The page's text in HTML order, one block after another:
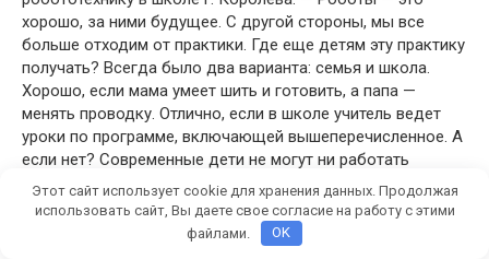
хорошо, за ними будущее. С другой стороны, мы все
больше отходим от практики. Где еще детям эту практику
получать? Всегда было два варианта: семья и школа.
Хорошо, если мама умеет шить и готовить, а папа —
менять проводку. Отлично, если в школе учитель ведет
уроки по программе, включающей вышеперечисленное. А
если нет? Современные дети не могут ни работать
отверткой, ни вбить гвоздя, они их и в глаза не видели. А
работе с компьютером они и сами научатся».
Этот сайт использует cookie для хранения данных. Продолжая
использовать сайт, Вы даете свое согласие на работу с этими
файлами.
OK